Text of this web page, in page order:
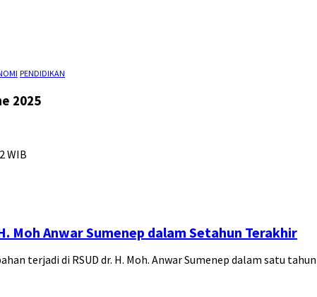
PENDIDIKAN
2025
WIB
Moh Anwar Sumenep dalam Setahun Terakhir
terjadi di RSUD dr. H. Moh. Anwar Sumenep dalam satu